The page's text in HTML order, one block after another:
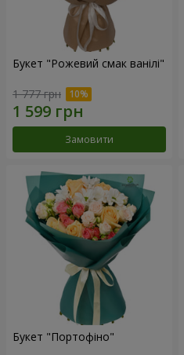
Букет "Рожевий смак ванілі"
1 777 грн
Замовити
Букет "Портофіно"